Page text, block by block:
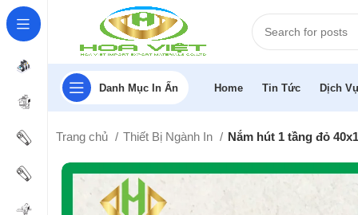
Danh Mục In Ấn Home Tin Tức Dịch
Trang chủ Thiết Bị Ngành In Nắm hút 1 tầng đỏ